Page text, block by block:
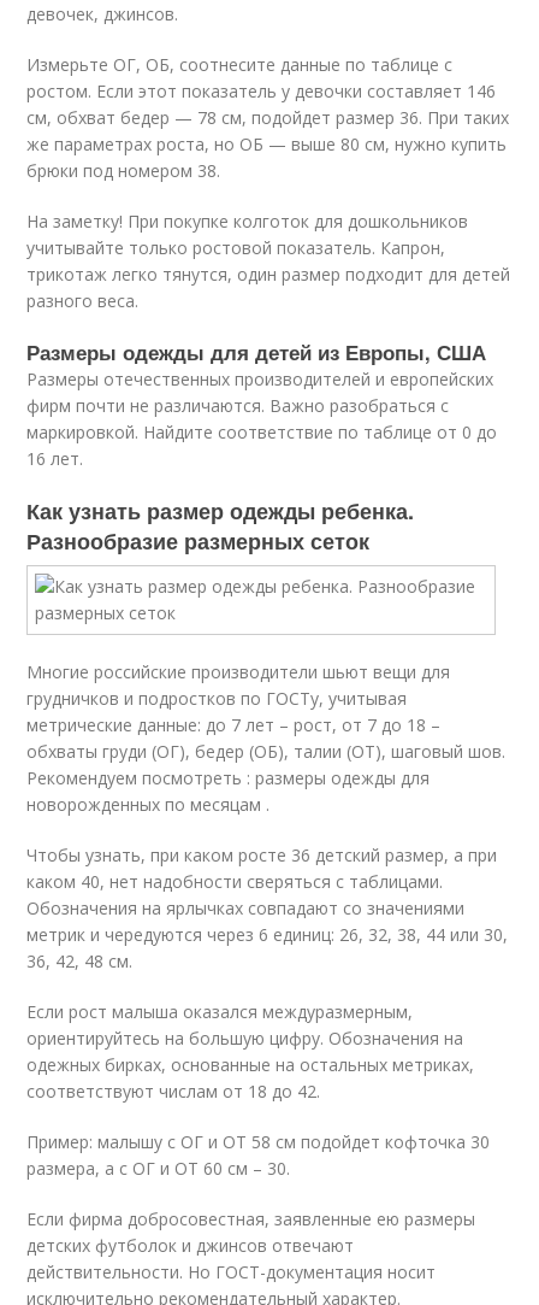
девочек, джинсов.
Измерьте ОГ, ОБ, соотнесите данные по таблице с
ростом. Если этот показатель у девочки составляет 146
см, обхват бедер — 78 см, подойдет размер 36. При таких
же параметрах роста, но ОБ — выше 80 см, нужно купить
брюки под номером 38.
На заметку! При покупке колготок для дошкольников
учитывайте только ростовой показатель. Капрон,
трикотаж легко тянутся, один размер подходит для детей
разного веса.
Размеры одежды для детей из Европы, США
Размеры отечественных производителей и европейских
фирм почти не различаются. Важно разобраться с
маркировкой. Найдите соответствие по таблице от 0 до
16 лет.
Как узнать размер одежды ребенка.
Разнообразие размерных сеток
Многие российские производители шьют вещи для
грудничков и подростков по ГОСТу, учитывая
метрические данные: до 7 лет – рост, от 7 до 18 –
обхваты груди (ОГ), бедер (ОБ), талии (ОТ), шаговый шов.
Рекомендуем посмотреть : размеры одежды для
новорожденных по месяцам .
Чтобы узнать, при каком росте 36 детский размер, а при
каком 40, нет надобности сверяться с таблицами.
Обозначения на ярлычках совпадают со значениями
метрик и чередуются через 6 единиц: 26, 32, 38, 44 или 30,
36, 42, 48 см.
Если рост малыша оказался междуразмерным,
ориентируйтесь на большую цифру. Обозначения на
одежных бирках, основанные на остальных метриках,
соответствуют числам от 18 до 42.
Пример: малышу с ОГ и ОТ 58 см подойдет кофточка 30
размера, а с ОГ и ОТ 60 см – 30.
Если фирма добросовестная, заявленные ею размеры
детских футболок и джинсов отвечают
действительности. Но ГОСТ-документация носит
исключительно рекомендательный характер.